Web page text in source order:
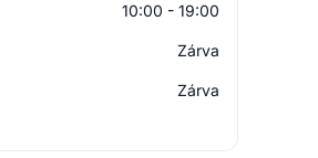
10:00 - 19:00
Zárva
Zárva